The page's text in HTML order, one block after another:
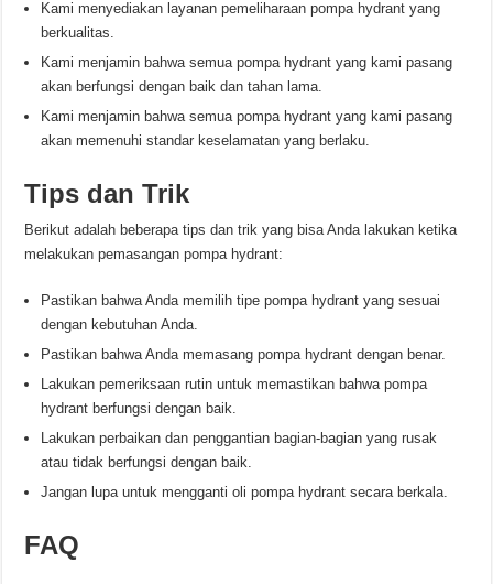
Kami menyediakan layanan pemeliharaan pompa hydrant yang
berkualitas.
Kami menjamin bahwa semua pompa hydrant yang kami pasang
akan berfungsi dengan baik dan tahan lama.
Kami menjamin bahwa semua pompa hydrant yang kami pasang
akan memenuhi standar keselamatan yang berlaku.
Tips dan Trik
Berikut adalah beberapa tips dan trik yang bisa Anda lakukan ketika
melakukan pemasangan pompa hydrant:
Pastikan bahwa Anda memilih tipe pompa hydrant yang sesuai
dengan kebutuhan Anda.
Pastikan bahwa Anda memasang pompa hydrant dengan benar.
Lakukan pemeriksaan rutin untuk memastikan bahwa pompa
hydrant berfungsi dengan baik.
Lakukan perbaikan dan penggantian bagian-bagian yang rusak
atau tidak berfungsi dengan baik.
Jangan lupa untuk mengganti oli pompa hydrant secara berkala.
FAQ